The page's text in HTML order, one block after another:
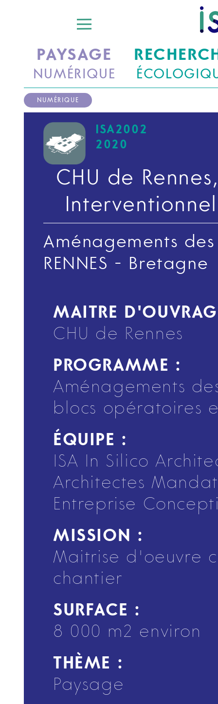
PAYSAGE
NUMÉRIQUE
NUMÉRIQUE
ISA2002
2020
CHU de
Aménagements
RENNES - Bretagne
MAITRE
CHU de Rennes
PROGRAMME :
Aménagements
blocs opératoires
ÉQUIPE :
ISA In Silico
Architectes
Entreprise
MISSION :
Maitrise d'oeuvre
chantier
SURFACE :
8 000 m2 environ
THÈME :
Paysage